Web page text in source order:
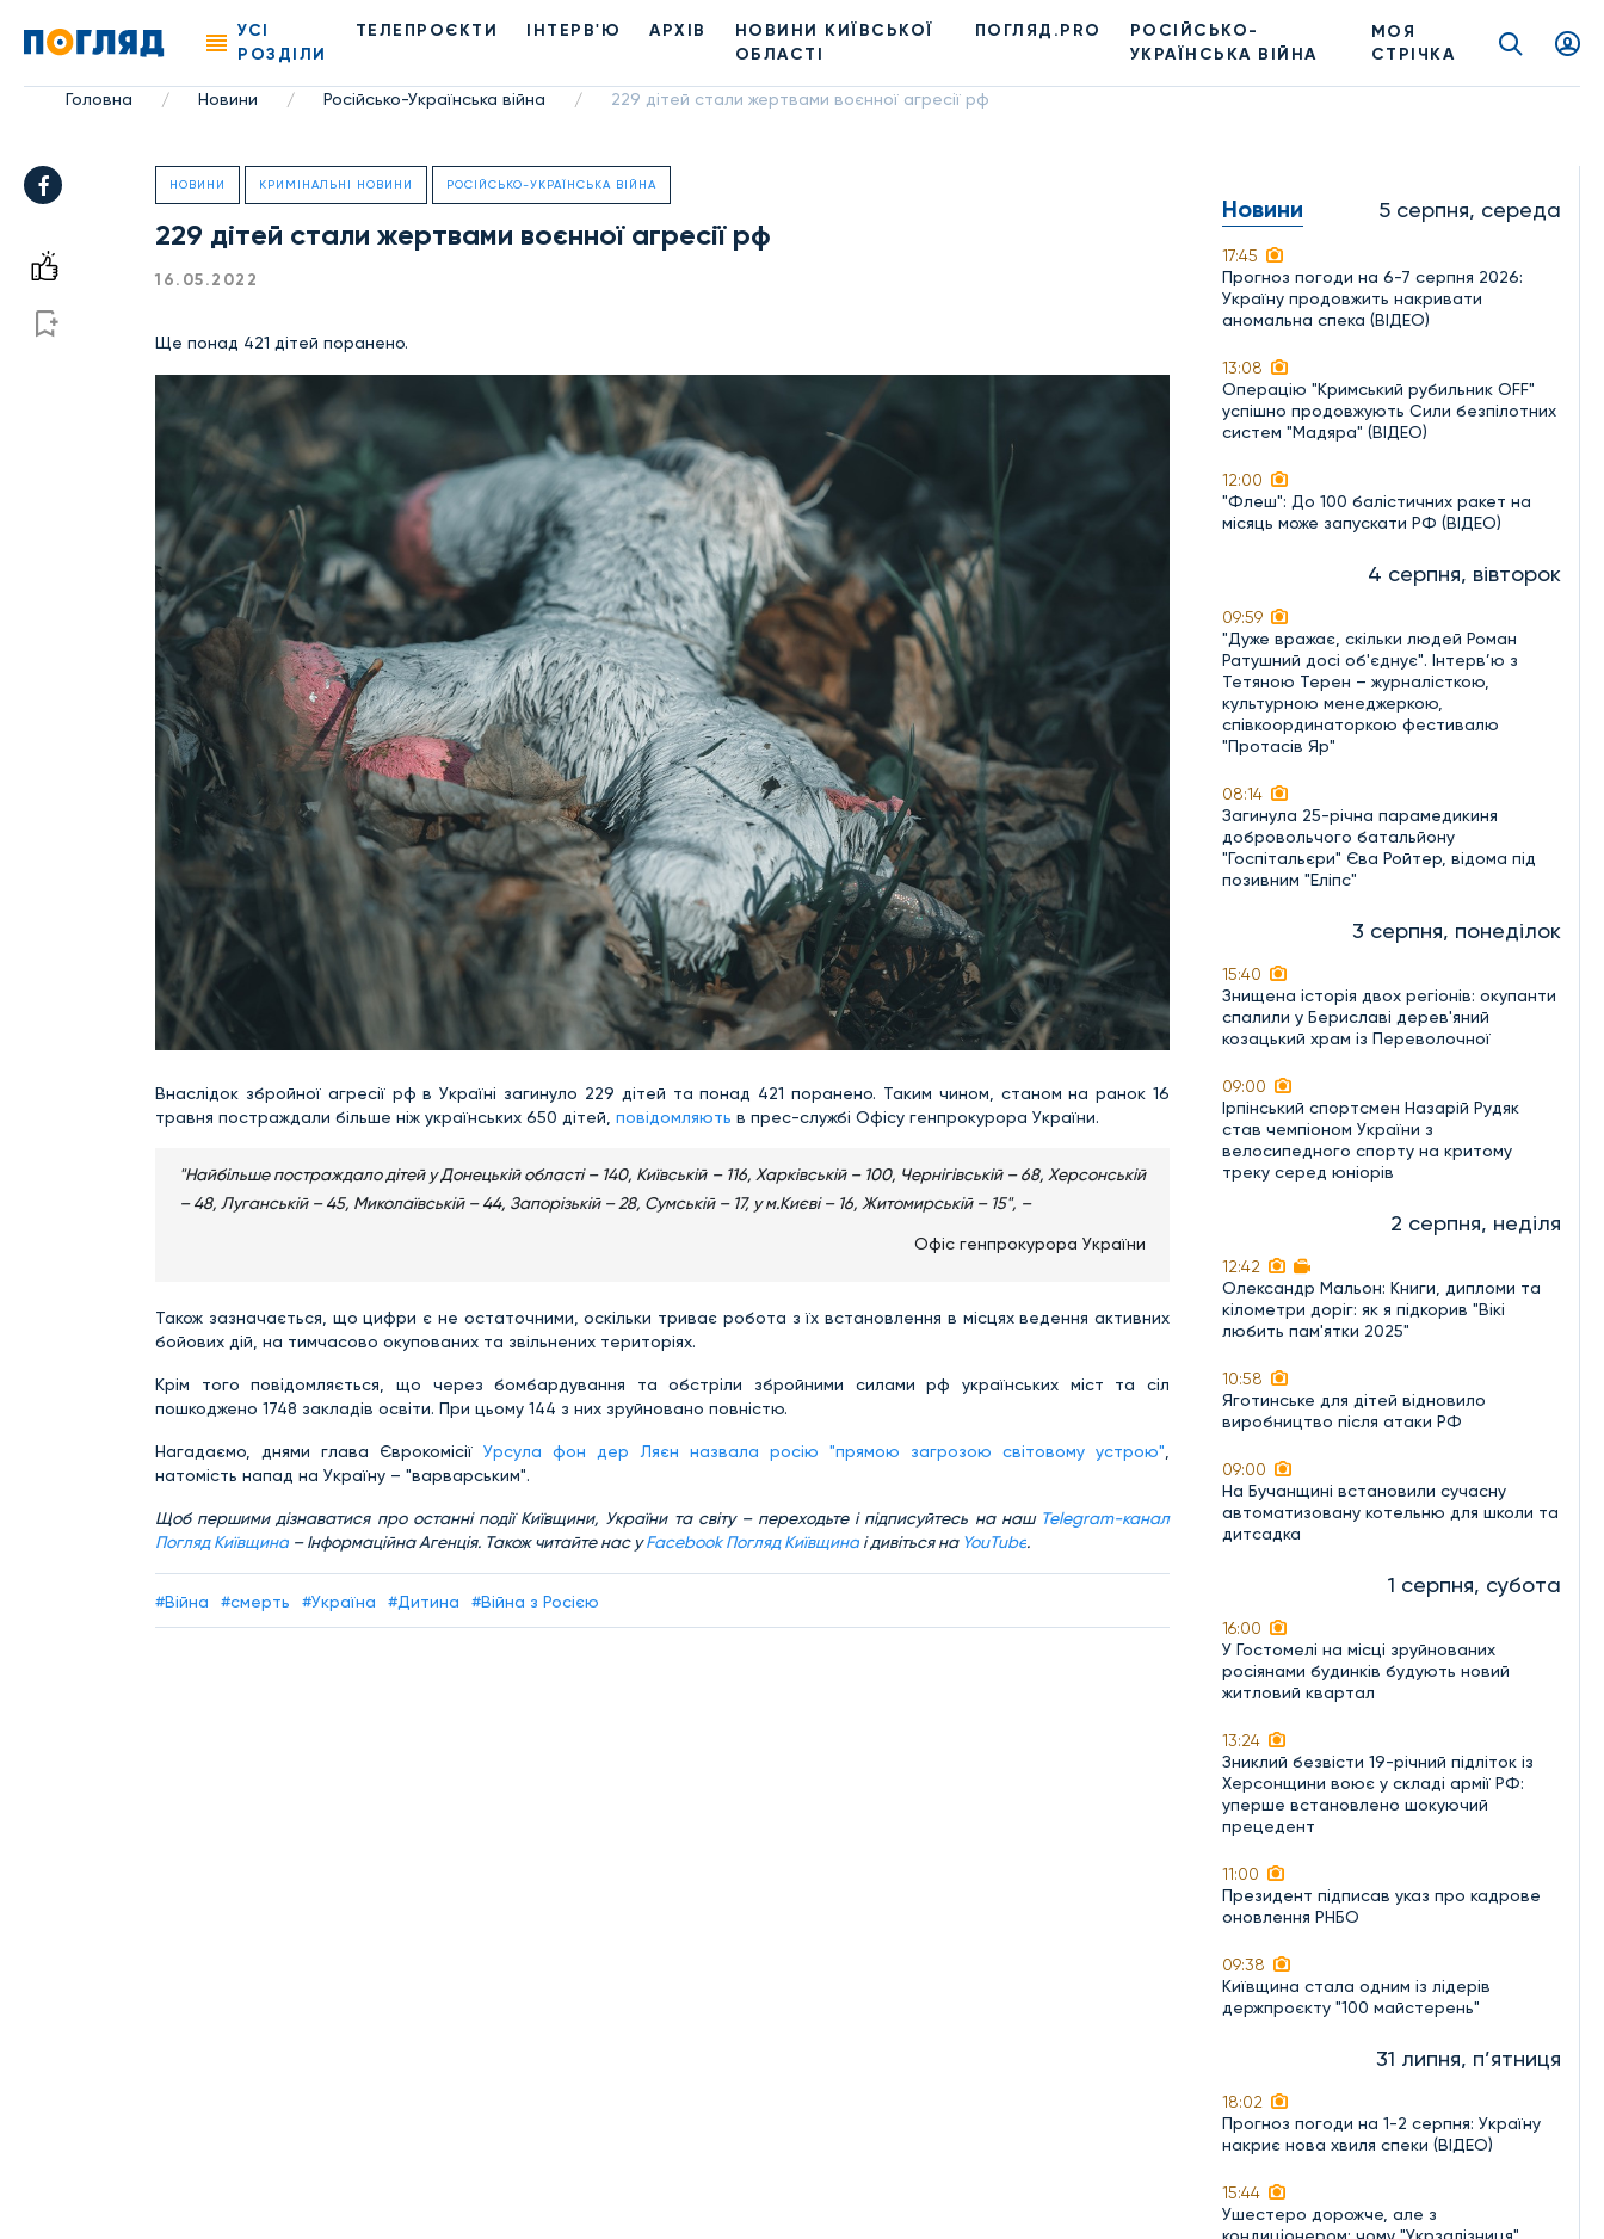
УСІ
РОЗДІЛИ
ТЕЛЕПРОЄКТИ ІНТЕРВ'Ю АРХІВ
НОВИНИ КИЇВСЬКОЇ
ОБЛАСТІ
ПОГЛЯД.PRO
РОСІЙСЬКО-
УКРАЇНСЬКА ВІЙНА
МОЯ
СТРІЧКА
Головна / Новини / Російсько-Українська війна / 229 дітей стали жертвами воєнної агресії рф
НОВИНИ КРИМІНАЛЬНІ НОВИНИ РОСІЙСЬКО-УКРАЇНСЬКА ВІЙНА
229 дітей стали жертвами воєнної агресії рф
16.05.2022
Ще понад 421 дітей поранено.
Внаслідок збройної агресії рф в Україні загинуло 229 дітей та понад 421 поранено. Таким чином, станом на ранок 16
травня постраждали більше ніж українських 650 дітей, повідомляють в прес-службі Офісу генпрокурора України.
"Найбільше постраждало дітей у Донецькій області – 140, Київській – 116, Харківській – 100, Чернігівській – 68, Херсонській
– 48, Луганській – 45, Миколаївській – 44, Запорізькій – 28, Сумській – 17, у м.Києві – 16, Житомирській – 15", –
Офіс генпрокурора України
Також зазначається, що цифри є не остаточними, оскільки триває робота з їх встановлення в місцях ведення активних
бойових дій, на тимчасово окупованих та звільнених територіях.
Крім того повідомляється, що через бомбардування та обстріли збройними силами рф українських міст та сіл
пошкоджено 1748 закладів освіти. При цьому 144 з них зруйновано повністю.
Нагадаємо, днями глава ЄврокомісіїУрсула фон дер Ляєн назвала росію "прямою загрозою світовому устрою",
натомість напад на Україну – "варварським".
Щоб першими дізнаватися про останні події Київщини, України та світу – переходьте і підписуйтесь на наш Telegram-канал
Погляд Київщина – Інформаційна Агенція. Також читайте нас уFacebook Погляд Київщина і дивіться на YouTube.
#Війна #смерть #Україна #Дитина #Війна з Росією
Новини 5 серпня, середа
17:45
Прогноз погоди на 6-7 серпня 2026:
Україну продовжить накривати
аномальна спека (ВІДЕО)
13:08
Операцію "Кримський рубильник OFF"
успішно продовжують Сили безпілотних
систем "Мадяра" (ВІДЕО)
12:00
"Флеш": До 100 балістичних ракет на
місяць може запускати РФ (ВІДЕО)
4 серпня, вівторок
09:59
"Дуже вражає, скільки людей Роман
Ратушний досі об'єднує". Інтерв’ю з
Тетяною Терен – журналісткою,
культурною менеджеркою,
співкоординаторкою фестивалю
"Протасів Яр"
08:14
Загинула 25-річна парамедикиня
добровольчого батальйону
"Госпітальєри" Єва Ройтер, відома під
позивним "Еліпс"
3 серпня, понеділок
15:40
Знищена історія двох регіонів: окупанти
спалили у Бериславі дерев'яний
козацький храм із Переволочної
09:00
Ірпінський спортсмен Назарій Рудяк
став чемпіоном України з
велосипедного спорту на критому
треку серед юніорів
2 серпня, неділя
12:42
Олександр Мальон: Книги, дипломи та
кілометри доріг: як я підкорив "Вікі
любить пам'ятки 2025"
10:58
Яготинське для дітей відновило
виробництво після атаки РФ
09:00
На Бучанщині встановили сучасну
автоматизовану котельню для школи та
дитсадка
1 серпня, субота
16:00
У Гостомелі на місці зруйнованих
росіянами будинків будують новий
житловий квартал
13:24
Зниклий безвісти 19-річний підліток із
Херсонщини воює у складі армії РФ:
уперше встановлено шокуючий
прецедент
11:00
Президент підписав указ про кадрове
оновлення РНБО
09:38
Київщина стала одним із лідерів
держпроєкту "100 майстерень"
31 липня, п’ятниця
18:02
Прогноз погоди на 1-2 серпня: Україну
накриє нова хвиля спеки (ВІДЕО)
15:44
Ушестеро дорожче, але з